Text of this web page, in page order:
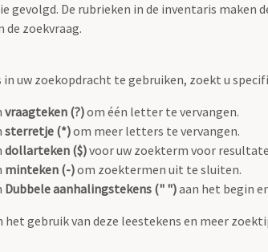
gevolgd. De rubrieken in de inventaris
de zoekvraag.
in uw zoekopdracht te gebruiken, zoekt u
vraagteken (?)om één letter te vervangen.
sterretje (*)om meer letters te vervangen.
dollarteken ($)voor uw zoekterm voor
minteken (-)om zoektermen uit te sluiten.
Dubbele aanhalingstekens (" ")aan het begin
het gebruik van deze leestekens en meer